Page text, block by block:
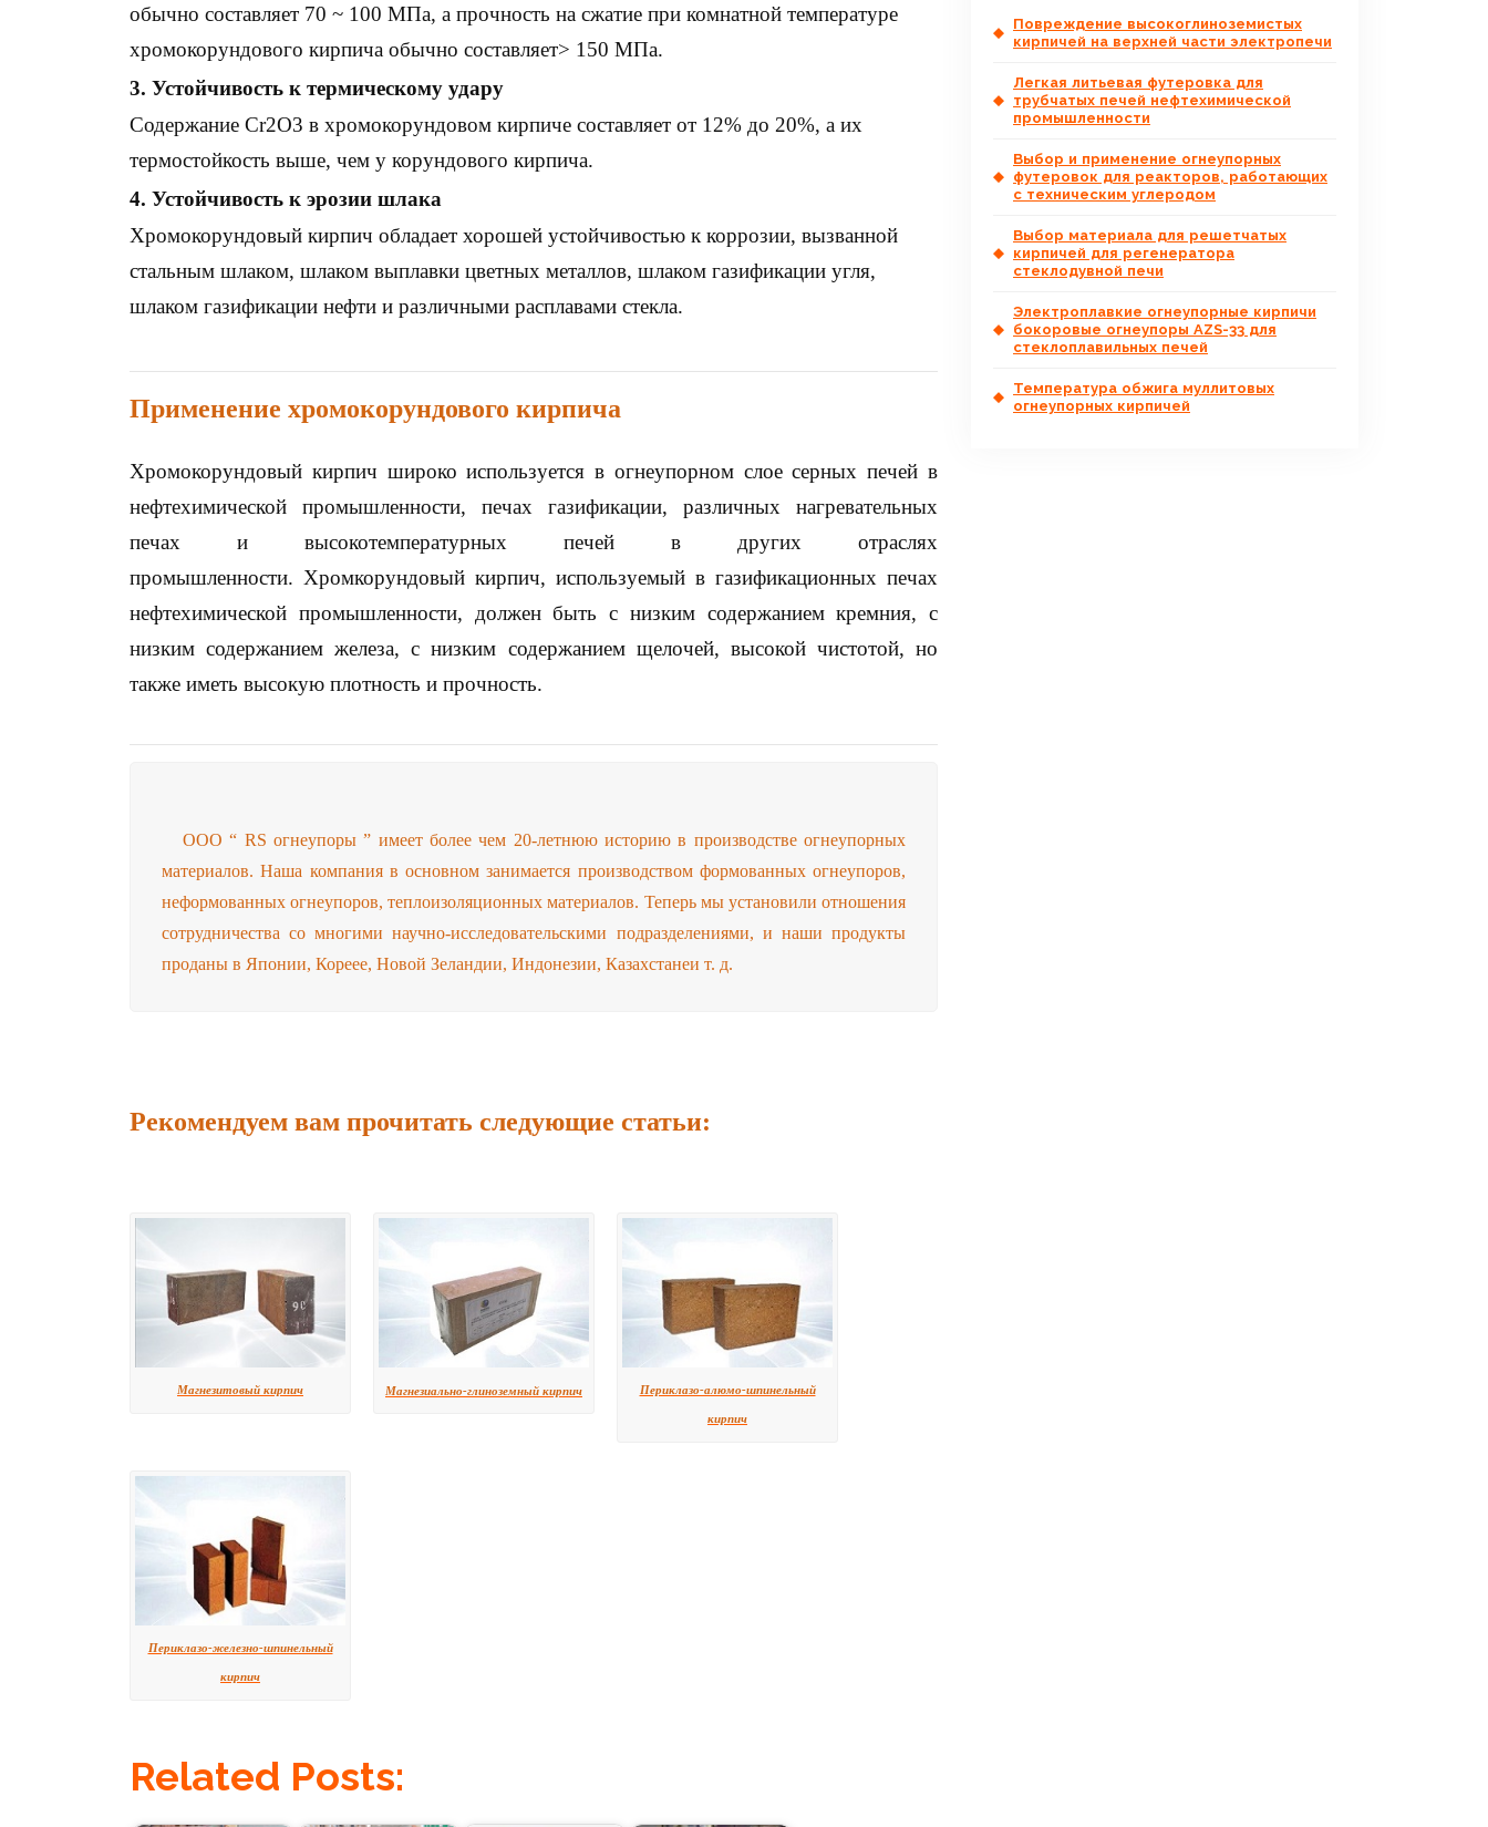
обычно составляет 70 ~ 100 МПа, а прочность на сжатие при комнатной температуре
хромокорундового кирпича обычно составляет> 150 МПа.
3. Устойчивость к термическому удару
Содержание Cr2O3 в хромокорундовом кирпиче составляет от 12% до 20%, а их
термостойкость выше, чем у корундового кирпича.
4. Устойчивость к эрозии шлака
Хромокорундовый кирпич обладает хорошей устойчивостью к коррозии, вызванной
стальным шлаком, шлаком выплавки цветных металлов, шлаком газификации угля,
шлаком газификации нефти и различными расплавами стекла.
Применение хромокорундового кирпича
Хромокорундовый кирпич широко используется в огнеупорном слое серных печей в
нефтехимической промышленности, печах газификации, различных нагревательных
печах и высокотемпературных печей в других отраслях
промышленности. Хромкорундовый кирпич, используемый в газификационных печах
нефтехимической промышленности, должен быть с низким содержанием кремния, с
низким содержанием железа, с низким содержанием щелочей, высокой чистотой, но
также иметь высокую плотность и прочность.
ООО “ RS огнеупоры ” имеет более чем 20-летнюю историю в производстве огнеупорных
материалов. Наша компания в основном занимается производством формованных огнеупоров,
неформованных огнеупоров, теплоизоляционных материалов. Теперь мы установили отношения
сотрудничества со многими научно-исследовательскими подразделениями, и наши продукты
проданы в Японии, Кореее, Новой Зеландии, Индонезии, Казахстанеи т. д.
Рекомендуем вам прочитать следующие статьи:
Магнезитовый кирпич Магнезиально-глиноземный кирпич Периклазо-алюмо-шпинельный
кирпич
Периклазо-железно-шпинельный
кирпич
Related Posts:
Повреждение высокоглиноземистых
кирпичей на верхней части электропечи
Легкая литьевая футеровка для
трубчатых печей нефтехимической
промышленности
Выбор и применение огнеупорных
футеровок для реакторов, работающих
с техническим углеродом
Выбор материала для решетчатых
кирпичей для регенератора
стеклодувной печи
Электроплавкие огнеупорные кирпичи
бокоровые огнеупоры AZS-33 для
стеклоплавильных печей
Температура обжига муллитовых
огнеупорных кирпичей